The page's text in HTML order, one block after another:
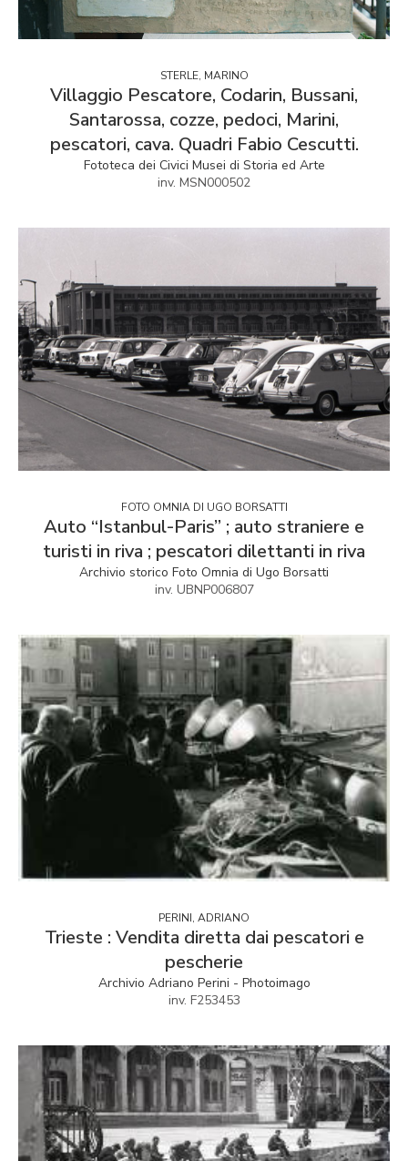
STERLE, MARINO
Villaggio Pescatore, Codarin, Bussani,
Santarossa, cozze, pedoci, Marini,
pescatori, cava. Quadri Fabio Cescutti.
Fototeca dei Civici Musei di Storia ed Arte
inv. MSN000502
FOTO OMNIA DI UGO BORSATTI
Auto “Istanbul-Paris” ; auto straniere e
turisti in riva ; pescatori dilettanti in riva
Archivio storico Foto Omnia di Ugo Borsatti
inv. UBNP006807
PERINI, ADRIANO
Trieste : Vendita diretta dai pescatori e
pescherie
Archivio Adriano Perini - Photoimago
inv. F253453